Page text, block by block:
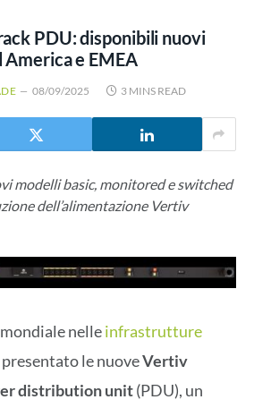
PDU: disponibili nuovi
e EMEA
08/09/2025 3 MINS READ
modelli basic, monitored e switched
dell’alimentazione Vertiv
nelleinfrastrutture
le nuoveVertiv
distribution unit(PDU), un